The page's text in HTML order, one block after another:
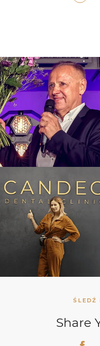
ŚLEDŹ
Share